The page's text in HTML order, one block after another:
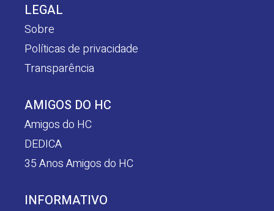
LEGAL
Sobre
Políticas de privacidade
Transparência
AMIGOS DO HC
Amigos do HC
DEDICA
35 Anos Amigos do HC
INFORMATIVO